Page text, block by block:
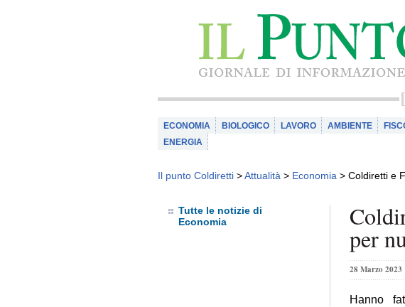
ECONOMIA BIOLOGICO LAVORO AMBIENTE
ENERGIA
Il punto Coldiretti >Attualità > Economia > Coldiretti e
Tutte le notizie di
Economia
per
28 Marzo 2023
Hanno